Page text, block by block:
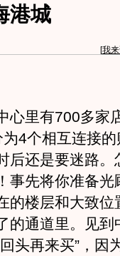
港城
[我
里有700多家
4个相互连接
后还是要迷路。
事先将你准备光
的楼层和大致位
的通道里。见到
头再来买”，因